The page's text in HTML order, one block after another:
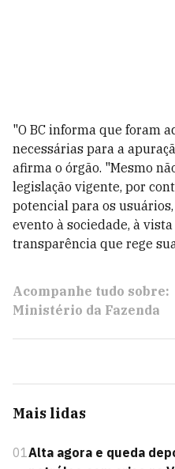
"O BC informa que foram
necessárias para a
afirma o órgão. "Mesmo
legislação vigente, por
potencial para os
evento à sociedade, à
transparência que rege
Acompanhe tudo sobre:
Ministério da Fazenda
Mais lidas
01Alta agora e queda